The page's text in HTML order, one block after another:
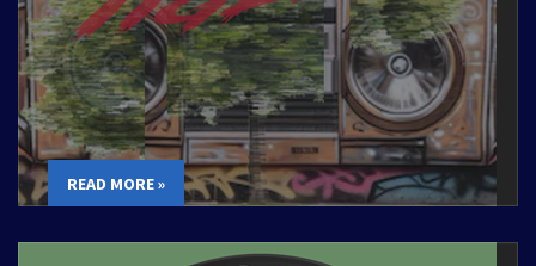
READ MORE »